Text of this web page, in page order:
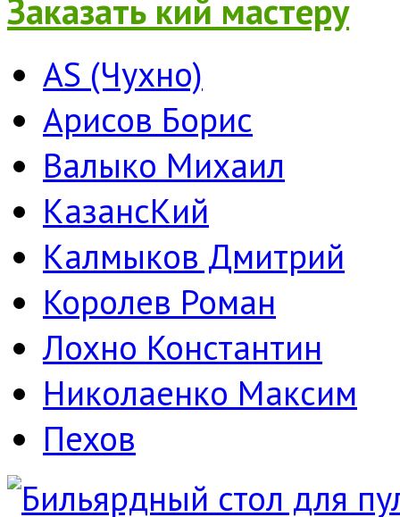
Заказать кий мастеру
AS (Чухно)
Арисов Борис
Валыко Михаил
КазансКий
Калмыков Дмитрий
Королев Роман
Лохно Константин
Николаенко Максим
Пехов